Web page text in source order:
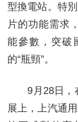
型換電站。特
片的功能需求
能參數，突破
的“瓶頸”。
9月28日，在
展上，上汽通